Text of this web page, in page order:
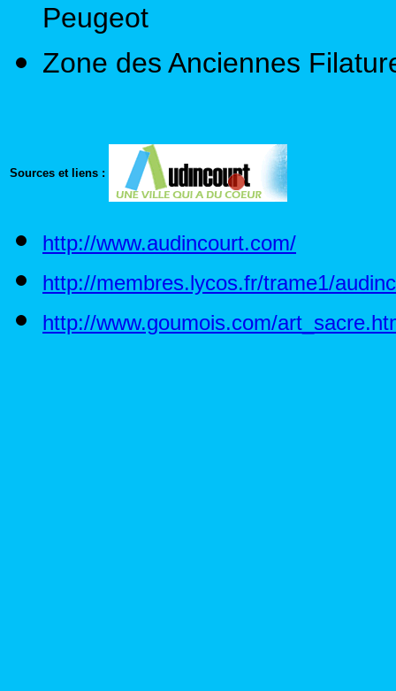
Peugeot
Zone des Anciennes
Sources et liens :
http://www.audincourt.com/
http://membres.lycos.fr/trame1/
http://www.goumois.com/